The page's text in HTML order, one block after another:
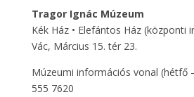
Tragor Ignác Múzeum
Kék Ház • Elefántos Ház (központi
Vác, Március 15. tér 23.
Múzeumi információs vonal (hétfő
555 7620